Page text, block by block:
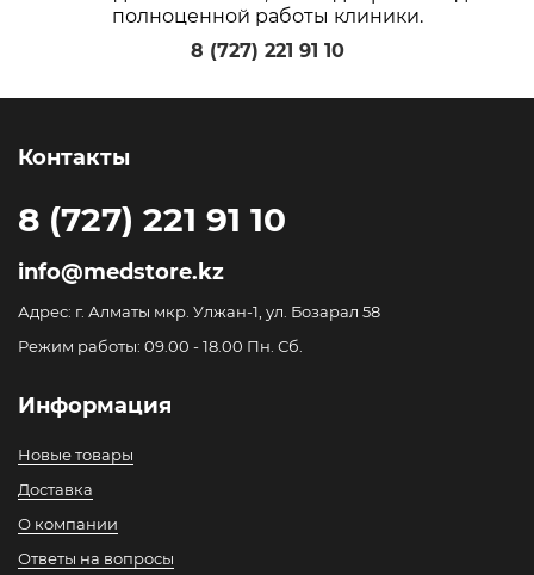
полноценной работы клиники.
8 (727) 221 91 10
Контакты
8 (727) 221 91 10
info@medstore.kz
Адрес: г. Алматы мкр. Улжан-1, ул. Бозарал 58
Режим работы: 09.00 - 18.00 Пн. Сб.
Информация
Новые товары
Доставка
О компании
Ответы на вопросы